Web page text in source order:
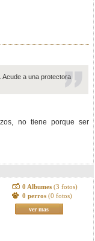
Acude a una protectora
no tiene porque ser
0 Albumes (3 fotos)
0 perros (0 fotos)
ver mas